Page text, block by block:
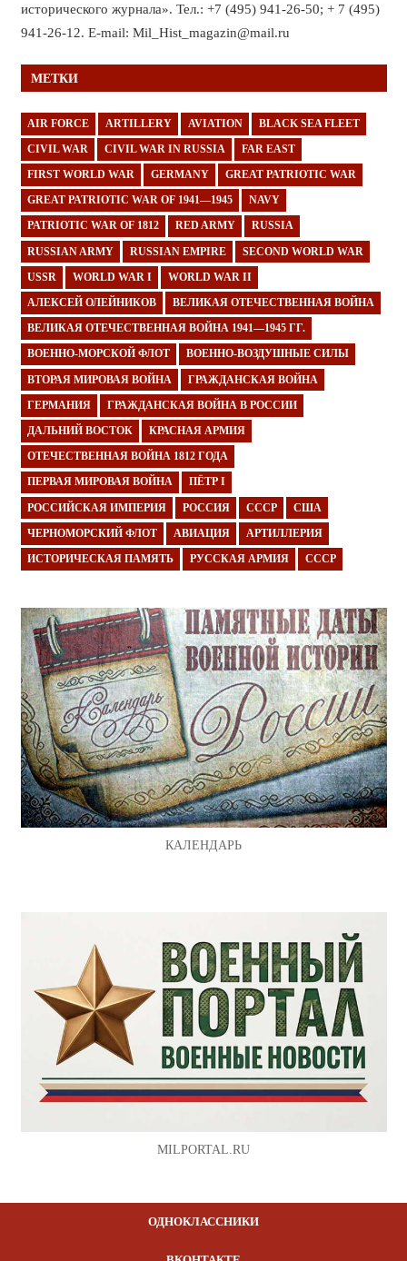
исторического журнала». Тел.: +7 (495) 941-26-50; + 7 (495)
941-26-12. E-mail: Mil_Hist_magazin@mail.ru
МЕТКИ
AIR FORCE ARTILLERY AVIATION BLACK SEA FLEET
CIVIL WAR CIVIL WAR IN RUSSIA FAR EAST
FIRST WORLD WAR GERMANY GREAT PATRIOTIC WAR
GREAT PATRIOTIC WAR OF 1941—1945 NAVY
PATRIOTIC WAR OF 1812 RED ARMY RUSSIA
RUSSIAN ARMY RUSSIAN EMPIRE SECOND WORLD WAR
USSR WORLD WAR I WORLD WAR II
АЛЕКСЕЙ ОЛЕЙНИКОВ ВЕЛИКАЯ ОТЕЧЕСТВЕННАЯ ВОЙНА
ВЕЛИКАЯ ОТЕЧЕСТВЕННАЯ ВОЙНА 1941—1945 ГГ.
ВОЕННО-МОРСКОЙ ФЛОТ ВОЕННО-ВОЗДУШНЫЕ СИЛЫ
ВТОРАЯ МИРОВАЯ ВОЙНА ГРАЖДАНСКАЯ ВОЙНА
ГЕРМАНИЯ ГРАЖДАНСКАЯ ВОЙНА В РОССИИ
ДАЛЬНИЙ ВОСТОК КРАСНАЯ АРМИЯ
ОТЕЧЕСТВЕННАЯ ВОЙНА 1812 ГОДА
ПЕРВАЯ МИРОВАЯ ВОЙНА ПЁТР I
РОССИЙСКАЯ ИМПЕРИЯ РОССИЯ СССР США
ЧЕРНОМОРСКИЙ ФЛОТ АВИАЦИЯ АРТИЛЛЕРИЯ
ИСТОРИЧЕСКАЯ ПАМЯТЬ РУССКАЯ АРМИЯ СССР
КАЛЕНДАРЬ
MILPORTAL.RU
ОДНОКЛАССНИКИ